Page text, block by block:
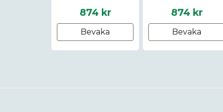
Dot Mount for CZ
75/85 (Not
Shadow models)
874 kr
Bevaka
Dot Mount for CZ
Shadow / Shadow
2
874 kr
Bevaka